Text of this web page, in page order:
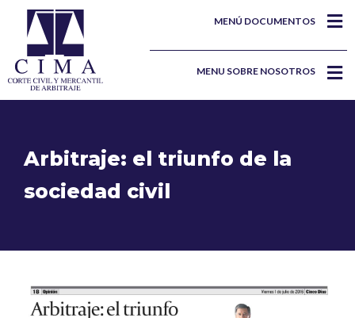
MENÚ DOCUMENTOS
MENU SOBRE NOSOTROS
Arbitraje: el triunfo de la
sociedad civil